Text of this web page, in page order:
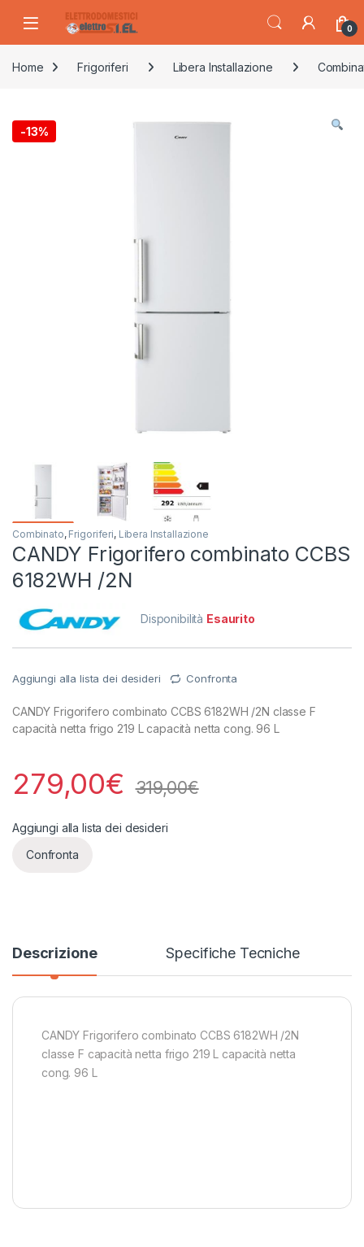
0
Home Frigoriferi Libera Installazione
-13%
Combinato, Frigoriferi, Libera Installazione
CANDY Frigorifero combinato CCBS
6182WH /2N
Disponibilità Esaurito
Aggiungi alla lista dei desideri Confronta
CANDY Frigorifero combinato CCBS 6182WH /2N classe F
capacità netta frigo 219 L capacità netta cong. 96 L
279,00€ 319,00€
Aggiungi alla lista dei desideri
Confronta
Descrizione Specifiche Tecniche
CANDY Frigorifero combinato CCBS 6182WH /2N
classe F capacità netta frigo 219 L capacità netta
cong. 96 L